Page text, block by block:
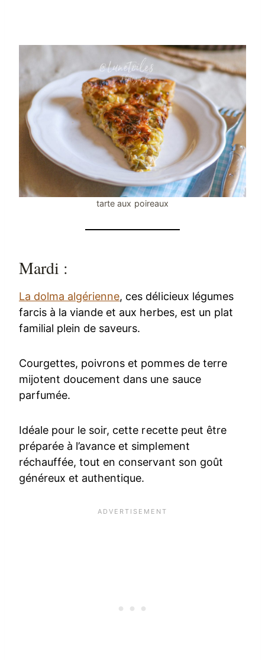
tarte aux poireaux
Mardi :
La dolma algérienne, ces délicieux légumes
farcis à la viande et aux herbes, est un plat
familial plein de saveurs.
Courgettes, poivrons et pommes de terre
mijotent doucement dans une sauce
parfumée.
Idéale pour le soir, cette recette peut être
préparée à l’avance et simplement
réchauffée, tout en conservant son goût
généreux et authentique.